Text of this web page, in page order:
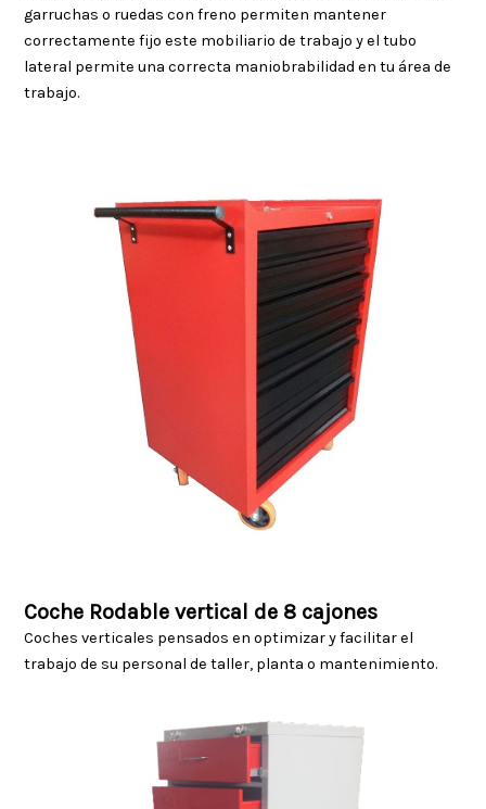
garruchas o ruedas con freno permiten mantener
correctamente fijo este mobiliario de trabajo y el tubo
lateral permite una correcta maniobrabilidad en tu área de
trabajo.
Coche Rodable vertical de 8 cajones
Coches verticales pensados en optimizar y facilitar el
trabajo de su personal de taller, planta o mantenimiento.